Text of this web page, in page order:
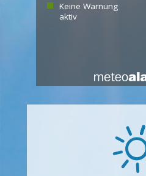
Keine Warnung
aktiv